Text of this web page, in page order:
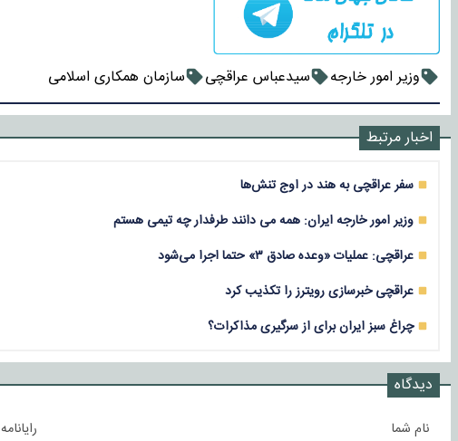
وزیر امور خارجه سیدعباس عراقچی سازمان همکاری اسلامی
اخبار مرتبط
سفر عراقچی به هند در اوج تنش‌ها
وزیر امور خارجه ایران: همه می دانند طرفدار چه تیمی هستم
عراقچی: عملیات «وعده صادق ۳» حتما اجرا می‌شود
عراقچی خبرسازی رویترز را تکذیب کرد
چراغ سبز ایران برای از سرگیری مذاکرات؟
دیدگاه
نام شما رایانامه